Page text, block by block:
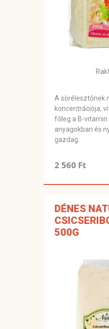
A sörélesztőnek
koncentrációja,
főleg a B-vitamin
anyagokban és
gazdag.
2 560 Ft
DÉNES
500G